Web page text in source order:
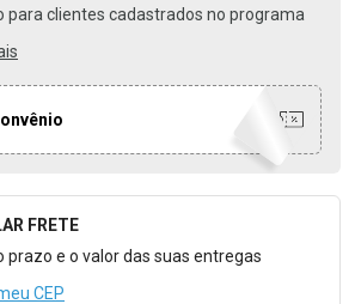
para clientes cadastrados no programa
Calcular o Frete
FRETE
prazo e o valor das suas entregas
CEP